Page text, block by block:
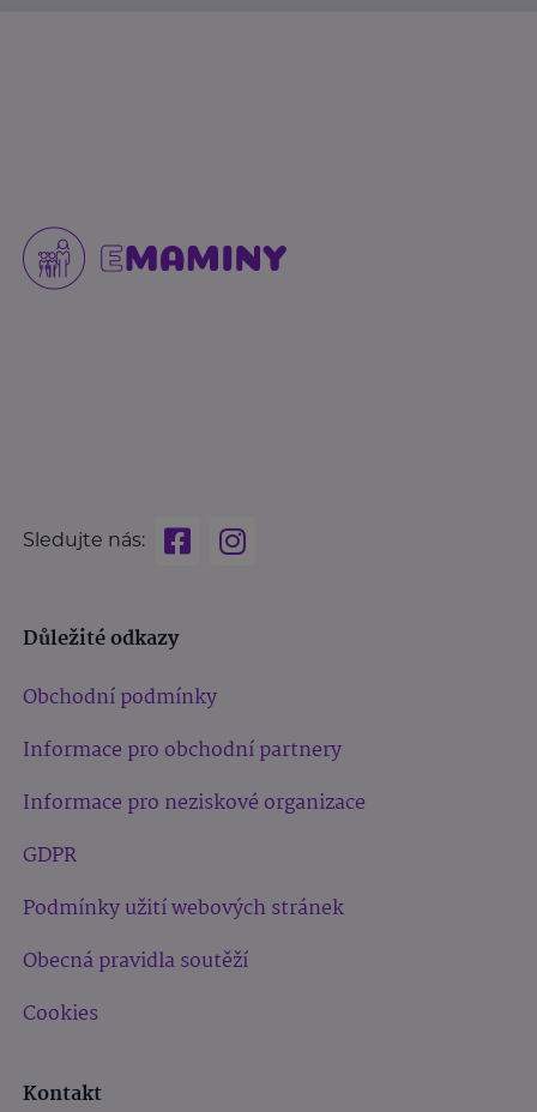
Sledujte nás:
Důležité odkazy
Obchodní podmínky
Informace pro obchodní partnery
Informace pro neziskové organizace
GDPR
Podmínky užití webových stránek
Obecná pravidla soutěží
Cookies
Kontakt